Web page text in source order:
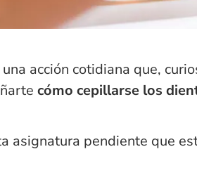
acción cotidiana que,
cómo cepillarse los
asignatura pendiente que